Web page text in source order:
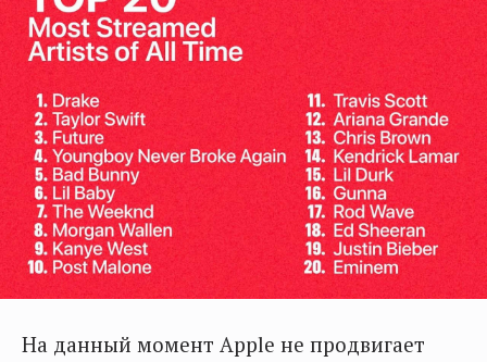
На данный момент Apple не продвигает